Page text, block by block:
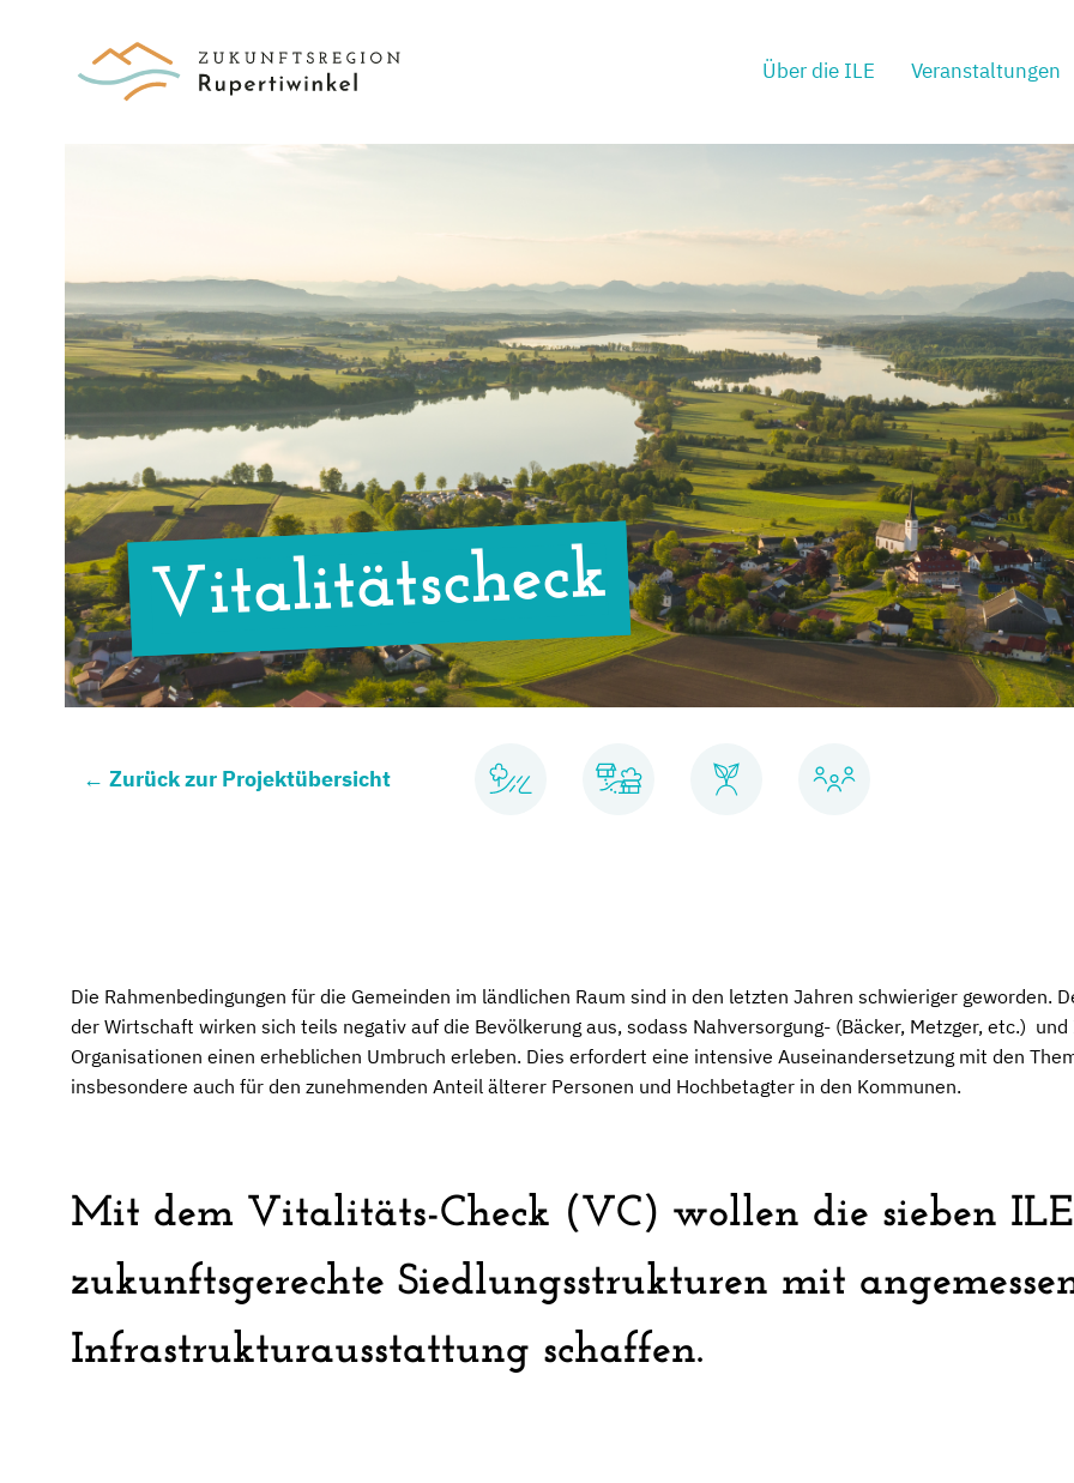
Über die ILE Veranstaltungen
Vitalitätscheck
← Zurück zur Projektübersicht
Die Rahmenbedingungen für die Gemeinden im ländlichen Raum sind in den letzten Jahren schwieriger geworden.
der Wirtschaft wirken sich teils negativ auf die Bevölkerung aus, sodass Nahversorgung- (Bäcker, Metzger, etc.)
Organisationen einen erheblichen Umbruch erleben. Dies erfordert eine intensive Auseinandersetzung mit den
insbesondere auch für den zunehmenden Anteil älterer Personen und Hochbetagter in den Kommunen.
Mit dem Vitalitäts-Check (VC) wollen die sieben
zukunftsgerechte Siedlungsstrukturen mit
Infrastrukturausstattung schaffen.